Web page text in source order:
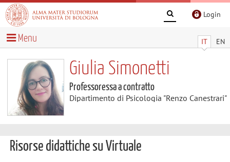
Login
IT EN
Menu
Giulia Simonetti
Professoressa a contratto
Dipartimento di Psicologia "Renzo Canestrari"
Risorse didattiche su Virtuale